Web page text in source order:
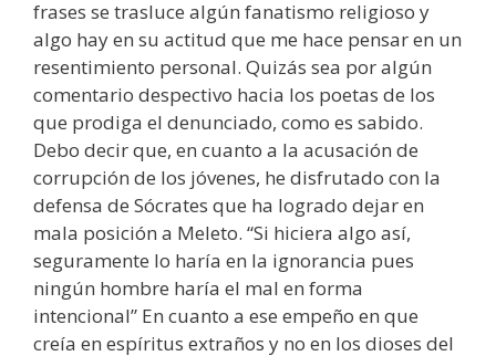
frases se trasluce algún fanatismo religioso y
algo hay en su actitud que me hace pensar en un
resentimiento personal. Quizás sea por algún
comentario despectivo hacia los poetas de los
que prodiga el denunciado, como es sabido.
Debo decir que, en cuanto a la acusación de
corrupción de los jóvenes, he disfrutado con la
defensa de Sócrates que ha logrado dejar en
mala posición a Meleto. “Si hiciera algo así,
seguramente lo haría en la ignorancia pues
ningún hombre haría el mal en forma
intencional” En cuanto a ese empeño en que
creía en espíritus extraños y no en los dioses del